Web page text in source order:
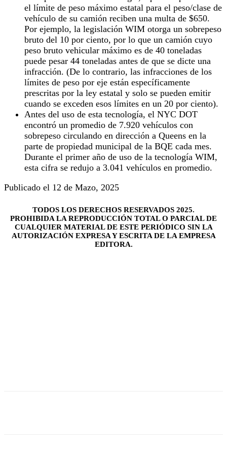
el límite de peso máximo estatal para el peso/clase de
vehículo de su camión reciben una multa de $650.
Por ejemplo, la legislación WIM otorga un sobrepeso
bruto del 10 por ciento, por lo que un camión cuyo
peso bruto vehicular máximo es de 40 toneladas
puede pesar 44 toneladas antes de que se dicte una
infracción. (De lo contrario, las infracciones de los
límites de peso por eje están específicamente
prescritas por la ley estatal y solo se pueden emitir
cuando se exceden esos límites en un 20 por ciento).
Antes del uso de esta tecnología, el NYC DOT
encontró un promedio de 7.920 vehículos con
sobrepeso circulando en dirección a Queens en la
parte de propiedad municipal de la BQE cada mes.
Durante el primer año de uso de la tecnología WIM,
esta cifra se redujo a 3.041 vehículos en promedio.
Publicado el 12 de Mazo, 2025
TODOS LOS DERECHOS RESERVADOS 2025.
PROHIBIDA LA REPRODUCCIÓN TOTAL O PARCIAL DE
CUALQUIER MATERIAL DE ESTE PERIÓDICO SIN LA
AUTORIZACIÓN EXPRESA Y ESCRITA DE LA EMPRESA
EDITORA.